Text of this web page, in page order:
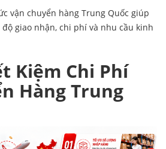
vận chuyển hàng Trung Quốc giúp
giao nhận, chi phí và nhu cầu kinh
Kiệm Chi Phí
Hàng Trung